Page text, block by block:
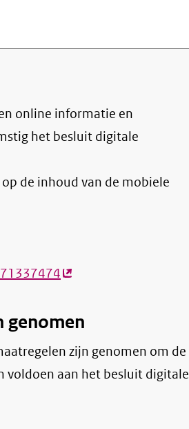
het besluit digitale
de inhoud van de mobiele
(externe
genomen
voldoen aan het besluit digitale